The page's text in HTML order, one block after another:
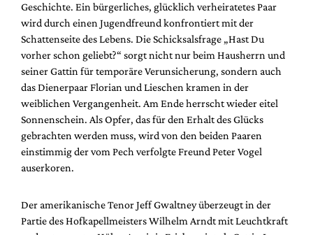
Geschichte. Ein bürgerliches, glücklich verheiratetes Paar
wird durch einen Jugendfreund konfrontiert mit der
Schattenseite des Lebens. Die Schicksalsfrage „Hast Du
vorher schon geliebt?“ sorgt nicht nur beim Hausherrn und
seiner Gattin für temporäre Verunsicherung, sondern auch
das Dienerpaar Florian und Lieschen kramen in der
weiblichen Vergangenheit. Am Ende herrscht wieder eitel
Sonnenschein. Als Opfer, das für den Erhalt des Glücks
gebrachten werden muss, wird von den beiden Paaren
einstimmig der vom Pech verfolgte Freund Peter Vogel
auserkoren.
Der amerikanische Tenor Jeff Gwaltney überzeugt in der
Partie des Hofkapellmeisters Wilhelm Arndt mit Leuchtkraft